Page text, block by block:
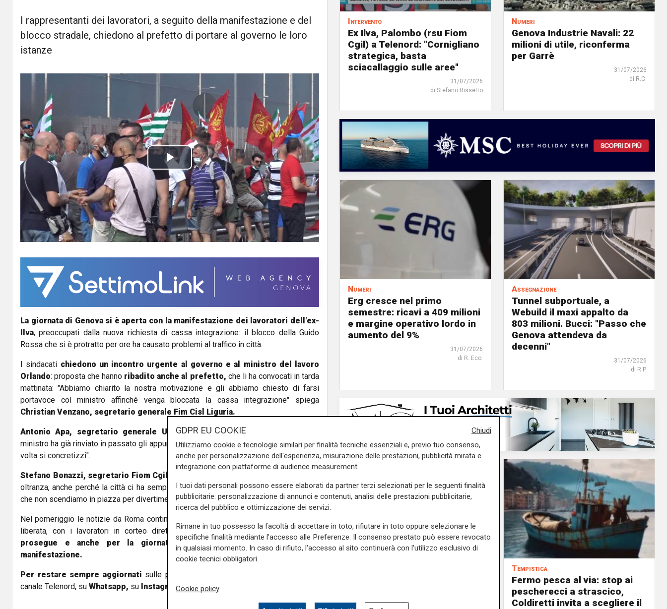
I rappresentanti dei lavoratori, a seguito della manifestazione e del
blocco stradale, chiedono al prefetto di portare al governo le loro
istanze
P
l
a
y
V
e
o
La giornata di Genova si è aperta con la manifestazione dei lavoratori dell'ex-
Ilva, preoccupati dalla nuova richiesta di cassa integrazione: il blocco della Guido
Rossa che si è protratto per ore ha causato problemi al traffico in città.
I sindacati chiedono un incontro urgente al governo e al ministro del lavoro
Orlando: proposta che hanno ribadito anche al prefetto, che li ha convocati in tarda
mattinata: "Abbiamo chiarito la nostra motivazione e gli abbiamo chiesto di farsi
portavoce col ministro affinché venga bloccata la cassa integrazione" spiega
Christian Venzano, segretario generale Fim Cisl Liguria.
Antonio Apa, segretario generale Uilm Genova, tiene a puntualizzare:
ministro ha già rinviato in passato gli appuntamenti presi con noi, speriamo che questa
volta si concretizzi".
Stefano Bonazzi, segretario Fiom Cgil Genova, aggiunge:
oltranza, anche perché la città ci ha sempre mostato vicinanza: i genovesi capiscono
che non scendiamo in piazza per divertimento, ma per salvaguardare i posti di lavoro".
Nel pomeriggio le notizie da Roma continuano a latitare, ma via Guido Rossa è stata
liberata, con i lavoratori in corteo diretti al consiglio di fabbrica. Lo sciopero
prosegue e anche per la giornata di mercoledì previsti presidi e
manifestazione.
Per restare sempre aggiornati sulle principali notizie sulla Liguria seguiteci sul
canale Telenord, su Whatsapp, su Instagram,suYoutube
Intervento
Ex Ilva, Palombo (rsu Fiom
Cgil) a Telenord: "Cornigliano
strategica, basta
sciacallaggio sulle aree"
31/07/2026
di Stefano Rissetto
Numeri
Genova Industrie Navali: 22
milioni di utile, riconferma
per Garrè
31/07/2026
di R.C.
Numeri
Erg cresce nel primo
semestre: ricavi a 409 milioni
e margine operativo lordo in
aumento del 9%
31/07/2026
di R. Eco.
Assegnazione
Tunnel subportuale, a
Webuild il maxi appalto da
803 milioni. Bucci: "Passo che
Genova attendeva da
decenni"
31/07/2026
di R.P.
euro e 132 milioni di
Tempistica
Fermo pesca al via: stop ai
pescherecci a strascico,
Coldiretti invita a scegliere il
Chiudi
GDPR EU COOKIE
Utilizziamo cookie e tecnologie similari per finalità tecniche essenziali e, previo tuo consenso,
anche per personalizzazione dell'esperienza, misurazione delle prestazioni, pubblicità mirata e
integrazione con piattaforme di audience measurement.
I tuoi dati personali possono essere elaborati da partner terzi selezionati per le seguenti finalità
pubblicitarie: personalizzazione di annunci e contenuti, analisi delle prestazioni pubblicitarie,
ricerca del pubblico e ottimizzazione dei servizi.
Rimane in tuo possesso la facoltà di accettare in toto, rifiutare in toto oppure selezionare le
specifiche finalità mediante l'accesso alle Preferenze. Il consenso prestato può essere revocato
in qualsiasi momento. In caso di rifiuto, l'accesso al sito continuerà con l'utilizzo esclusivo di
cookie tecnici obbligatori.
Cookie policy